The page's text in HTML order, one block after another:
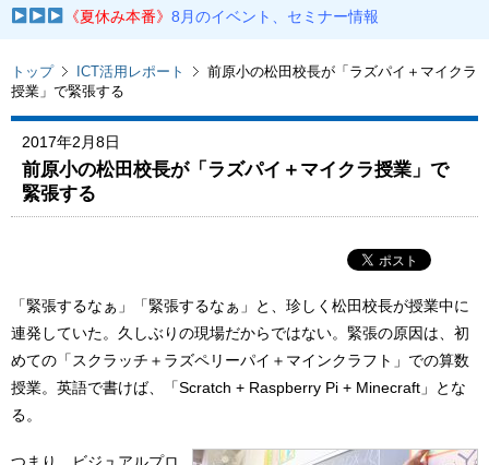
《夏休み本番》8月のイベント、セミナー情報
トップ ICT活用レポート
前原小の松田校長が「ラズパイ＋マイクラ
授業」で緊張する
2017年2月8日
前原小の松田校長が「ラズパイ＋マイクラ授業」で
緊張する
「緊張するなぁ」「緊張するなぁ」と、珍しく松田校長が授業中に
連発していた。久しぶりの現場だからではない。緊張の原因は、初
めての「スクラッチ＋ラズペリーパイ＋マインクラフト」での算数
授業。英語で書けば、「Scratch + Raspberry Pi + Minecraft」とな
る。